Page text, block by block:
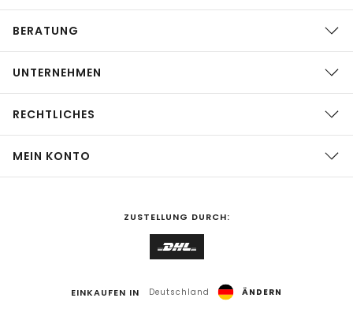
BERATUNG
UNTERNEHMEN
RECHTLICHES
MEIN KONTO
ZUSTELLUNG DURCH:
EINKAUFEN IN Deutschland ÄNDERN